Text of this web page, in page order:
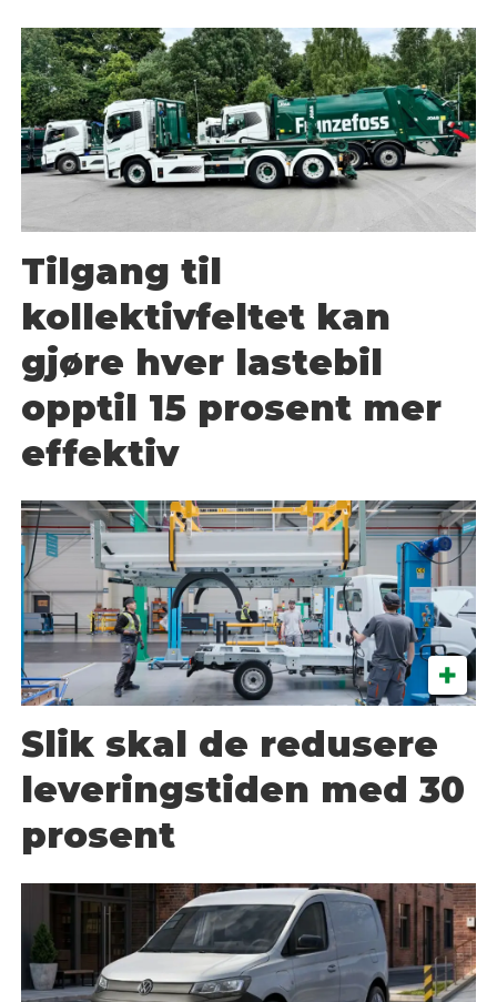
Tilgang til
kollektivfeltet kan
gjøre hver lastebil
opptil 15 prosent mer
effektiv
Slik skal de redusere
leveringstiden med 30
prosent